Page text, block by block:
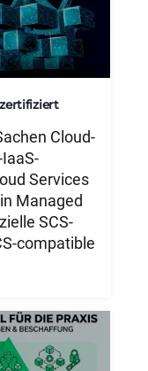
Cloud-
Services
Managed
SCS-
compatible